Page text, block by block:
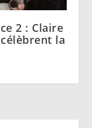
2 : Claire
la